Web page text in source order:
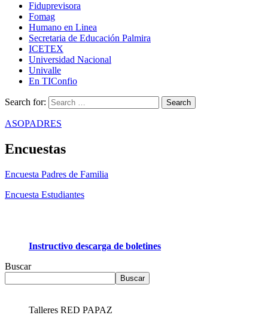
Fiduprevisora
Fomag
Humano en Linea
Secretaria de Educación Palmira
ICETEX
Universidad Nacional
Univalle
En TIConfio
Search for:
ASOPADRES
Encuestas
Encuesta Padres de Familia
Encuesta Estudiantes
Instructivo descarga de boletines
Buscar
Buscar
Talleres RED PAPAZ